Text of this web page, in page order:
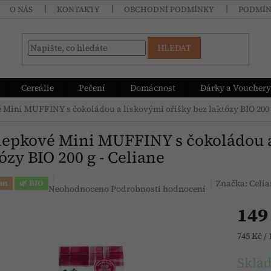
O NÁS KONTAKTY OBCHODNÍ PODMÍNKY
HLEDAT
Cereálie Pečení Domácnost
Dárky a Vouchery
Mini MUFFINY s čokoládou a lískovými oříšky bez laktózy BIO 200
Mini MUFFINY s
BIO 200 g - Celiane
🌿 BIO Průměrné hodnocení produktu je 0,0 z 5 hvězdiček.
Neohodnoceno Podrobnosti hodnocení Značka:
Měrná
745 Kč /